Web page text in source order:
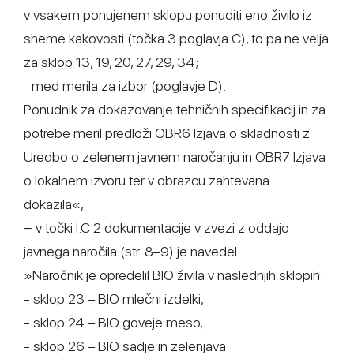
v vsakem ponujenem sklopu ponuditi eno živilo iz
sheme kakovosti (točka 3 poglavja C), to pa ne velja
za sklop 13, 19, 20, 27, 29, 34;
˗ med merila za izbor (poglavje D).
Ponudnik za dokazovanje tehničnih specifikacij in za
potrebe meril predloži OBR6 Izjava o skladnosti z
Uredbo o zelenem javnem naročanju in OBR7 Izjava
o lokalnem izvoru ter v obrazcu zahtevana
dokazila«,
− v točki I.C.2 dokumentacije v zvezi z oddajo
javnega naročila (str. 8–9) je navedel:
»Naročnik je opredelil BIO živila v naslednjih sklopih:
- sklop 23 – BIO mlečni izdelki,
- sklop 24 – BIO goveje meso,
- sklop 26 – BIO sadje in zelenjava